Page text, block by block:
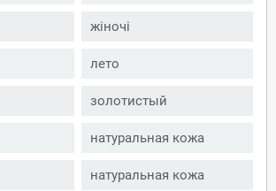
жіночі
лето
золотистый
натуральная кожа
натуральная кожа